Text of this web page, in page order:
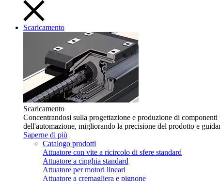
Scaricamento
Scaricamento
Concentrandosi sulla progettazione e produzione di
dell'automazione, migliorando la precisione del prodotto e
Saperne di più
Catalogo prodotti
Attuatore con vite a ricircolo di sfere standard
Attuatore a cinghia standard
Attuatore per motori lineari
Attuatore a cremagliera e pignone